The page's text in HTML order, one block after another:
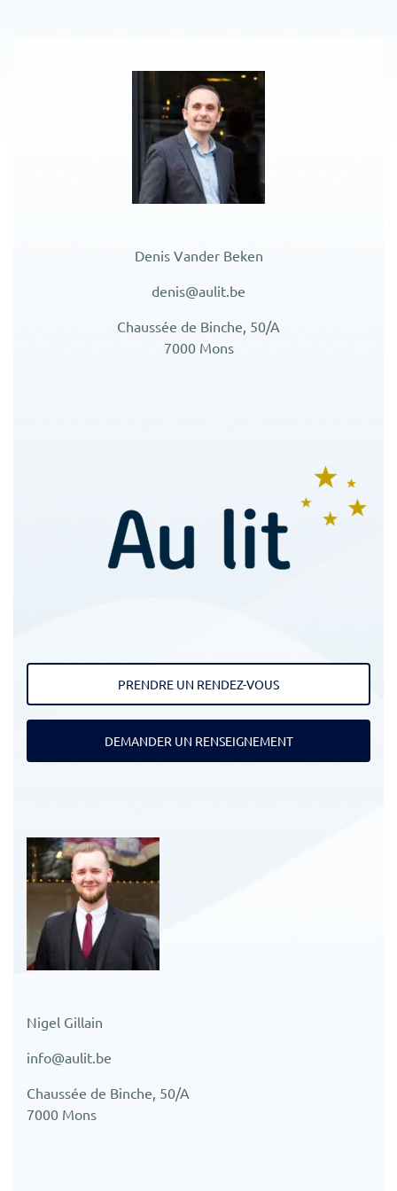
Denis Vander Beken
denis@aulit.be
Chaussée de Binche, 50/A
7000 Mons
PRENDRE UN RENDEZ-VOUS
DEMANDER UN RENSEIGNEMENT
Nigel Gillain
info@aulit.be
Chaussée de Binche, 50/A
7000 Mons